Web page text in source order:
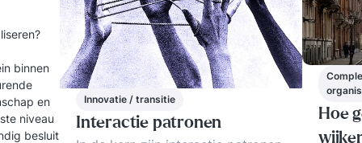
binnen
en
niveau
besluit
Innovatie / transitie
Interactie patronen
Hoe